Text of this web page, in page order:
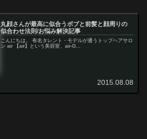
丸顔さんが最高に似合うボブと前髪と顔周りの
似合わせ法則/お悩み解決記事
こんにちは。 有名タレント・モデルが通うトップヘアサロ
ン air 【air】という美容室、air-G...
2015.08.08